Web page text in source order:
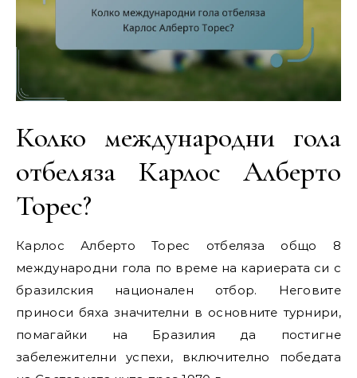
Колко международни гола
отбеляза Карлос Алберто
Торес?
Карлос Алберто Торес отбеляза общо 8
международни гола по време на кариерата си с
бразилския национален отбор. Неговите
приноси бяха значителни в основните турнири,
помагайки на Бразилия да постигне
забележителни успехи, включително победата